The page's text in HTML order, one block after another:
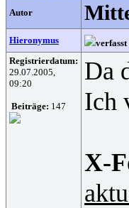
Autor
Hieronymus verfasst
Registrierdatum:
29.07.2005,
09:20
Beiträge: 147
Da
Ich
X-